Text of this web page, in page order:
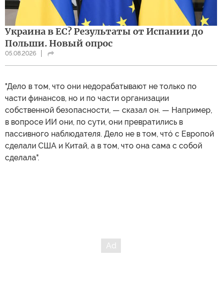
Украина в ЕС? Результаты от Испании до
Польши. Новый опрос
05.08.2026
"Дело в том, что они недорабатывают не только по
части финансов, но и по части организации
собственной безопасности, — сказал он. — Например,
в вопросе ИИ они, по сути, они превратились в
пассивного наблюдателя. Дело не в том, чтó с Европой
сделали США и Китай, а в том, что она сама с собой
сделала".